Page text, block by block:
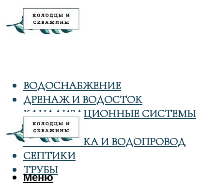
ВОДОСНАБЖЕНИЕ
ДРЕНАЖ И ВОДОСТОК
КАНАЛИЗАЦИОННЫЕ СИСТЕМЫ
КОЛОДЦЫ
САНТЕХНИКА И ВОДОПРОВОД
СЕПТИКИ
ТРУБЫ
Меню